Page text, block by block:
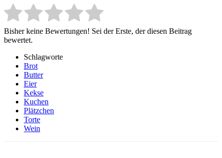
Bisher keine Bewertungen! Sei der Erste, der diesen Beitrag
bewertet.
Schlagworte
Brot
Butter
Eier
Kekse
Kuchen
Plätzchen
Torte
Wein